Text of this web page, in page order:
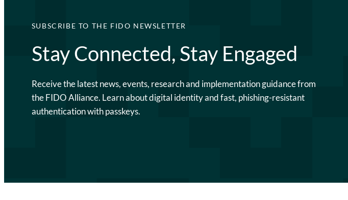
SUBSCRIBE TO THE FIDO NEWSLETTER
Stay Connected, Stay Engaged
Receive the latest news, events, research and implementation guidance from
the FIDO Alliance. Learn about digital identity and fast, phishing-resistant
authentication with passkeys.